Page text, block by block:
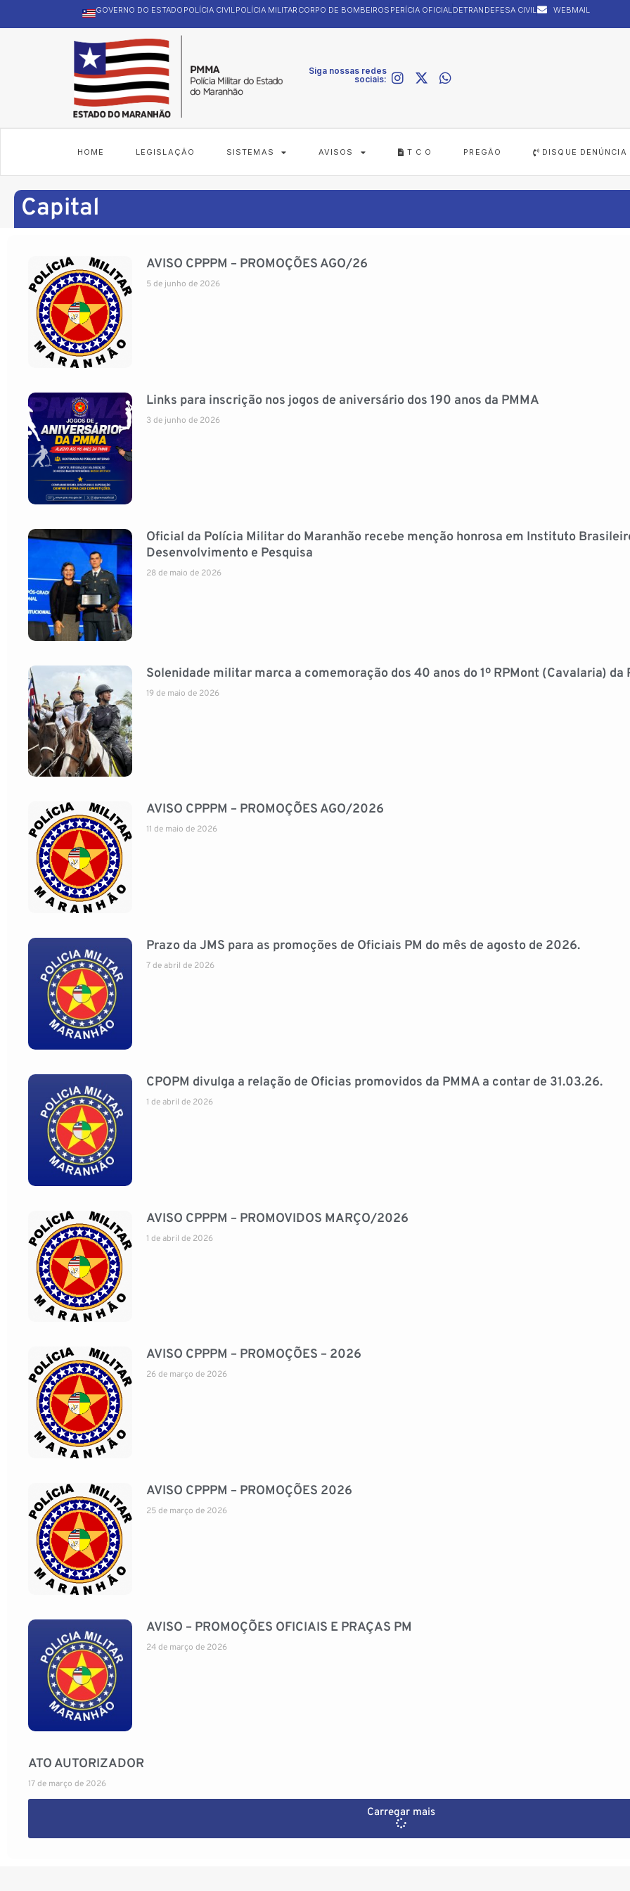
GOVERNO DO ESTADO POLÍCIA CIVILPOLÍCIA MILITAR CORPO DE BOMBEIROS PERÍCIA OFICIALDETRAN DEFESA CIVIL WEBMAIL
Siga nossas redes
sociais:
HOME LEGISLAÇÃO SISTEMAS AVISOS T C O PREGÃO DISQUE DENÚNCIA
Capital
AVISO CPPPM – PROMOÇÕES AGO/26
5 de junho de 2026
Links para inscrição nos jogos de aniversário dos 190 anos da PMMA
3 de junho de 2026
Oficial da Polícia Militar do Maranhão recebe menção honrosa em Instituto
Desenvolvimento e Pesquisa
28 de maio de 2026
Solenidade militar marca a comemoração dos 40 anos do 1º RPMont (Cavalaria) da
19 de maio de 2026
AVISO CPPPM – PROMOÇÕES AGO/2026
11 de maio de 2026
Prazo da JMS para as promoções de Oficiais PM do mês de agosto de 2026.
7 de abril de 2026
CPOPM divulga a relação de Oficias promovidos da PMMA a contar de 31.03.26.
1 de abril de 2026
AVISO CPPPM – PROMOVIDOS MARÇO/2026
1 de abril de 2026
AVISO CPPPM – PROMOÇÕES – 2026
26 de março de 2026
AVISO CPPPM – PROMOÇÕES 2026
25 de março de 2026
AVISO – PROMOÇÕES OFICIAIS E PRAÇAS PM
24 de março de 2026
ATO AUTORIZADOR
17 de março de 2026
Carregar mais